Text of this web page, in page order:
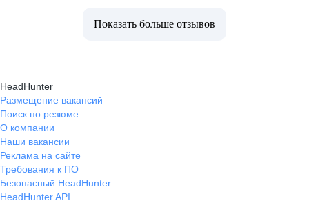
Показать больше отзывов
HeadHunter
Размещение вакансий
Поиск по резюме
О компании
Наши вакансии
Реклама на сайте
Требования к ПО
Безопасный HeadHunter
HeadHunter API